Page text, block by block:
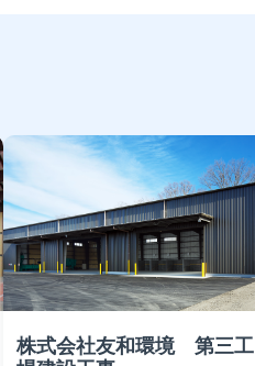
株式会社友和環境 第三工